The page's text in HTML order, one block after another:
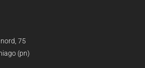
75
(pn)